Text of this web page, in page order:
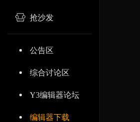
抢沙发
公告区
综合讨论区
Y3编辑器论坛
编辑器下载